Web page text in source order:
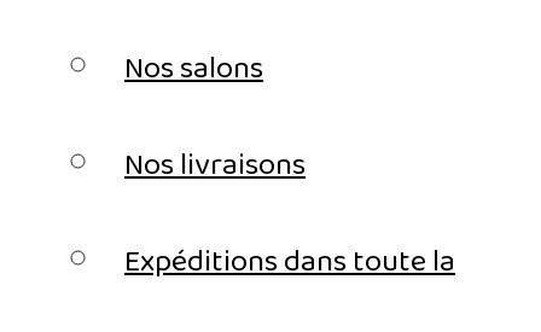
Nos salons
Nos livraisons
Expéditions dans toute la